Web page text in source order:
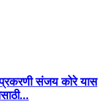
प्रकरणी संजय कोरे यास